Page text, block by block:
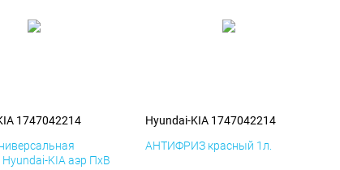
1747042214
Hyundai-KIA аэр ПхВ
Hyundai-KIA 1747042214
АНТИФРИЗ красный 1л.